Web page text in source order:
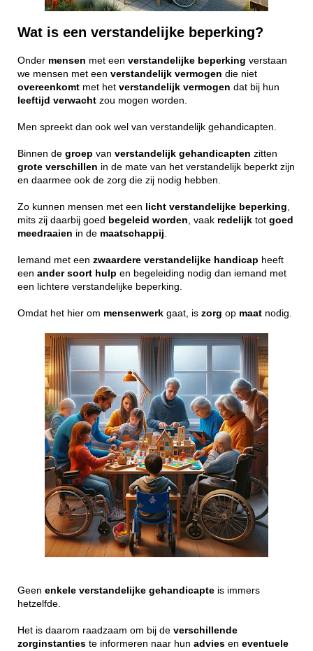
Wat is een verstandelijke beperking?
Onder mensen met een verstandelijke beperking verstaan
we mensen met een verstandelijk vermogen die niet
overeenkomt met het verstandelijk vermogen dat bij hun
leeftijd verwacht zou mogen worden.
Men spreekt dan ook wel van verstandelijk gehandicapten.
Binnen de groep van verstandelijk gehandicapten zitten
grote verschillen in de mate van het verstandelijk beperkt zijn
en daarmee ook de zorg die zij nodig hebben.
Zo kunnen mensen met een licht verstandelijke beperking,
mits zij daarbij goed begeleid worden, vaak redelijk tot goed
meedraaien in de maatschappij.
Iemand met een zwaardere verstandelijke handicap heeft
een ander soort hulp en begeleiding nodig dan iemand met
een lichtere verstandelijke beperking.
Omdat het hier om mensenwerk gaat, is zorg op maat nodig.
Geen enkele verstandelijke gehandicapte is immers
hetzelfde.
Het is daarom raadzaam om bij de verschillende
zorginstanties te informeren naar hun advies en eventuele